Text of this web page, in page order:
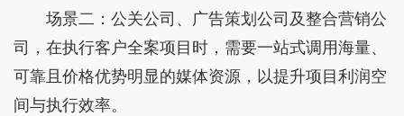
场景二：公关公司、广告策划公司及整合营销公
司，在执行客户全案项目时，需要一站式调用海量、
可靠且价格优势明显的媒体资源，以提升项目利润空
间与执行效率。